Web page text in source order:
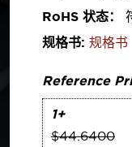
RoHS 状态：
规格书: 规格书
Reference
1+
$44.6400